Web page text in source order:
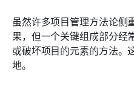
虽然许多项目管理方法论侧
果，但一个关键组成部分经
或破坏项目的元素的方法。
地。
结论：掌握RAID项目管